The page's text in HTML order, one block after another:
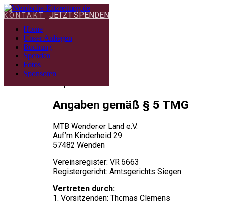
KONTAKT JETZT SPENDEN
Home
Unser Anliegen
Buchung
Spenden
Fotos
Sponsoren
Angaben gemäß § 5 TMG
MTB Wendener Land e.V.
Auf’m Kinderheid 29
57482 Wenden
Vereinsregister: VR 6663
Registergericht: Amtsgerichts Siegen
Vertreten durch:
1. Vorsitzenden: Thomas Clemens